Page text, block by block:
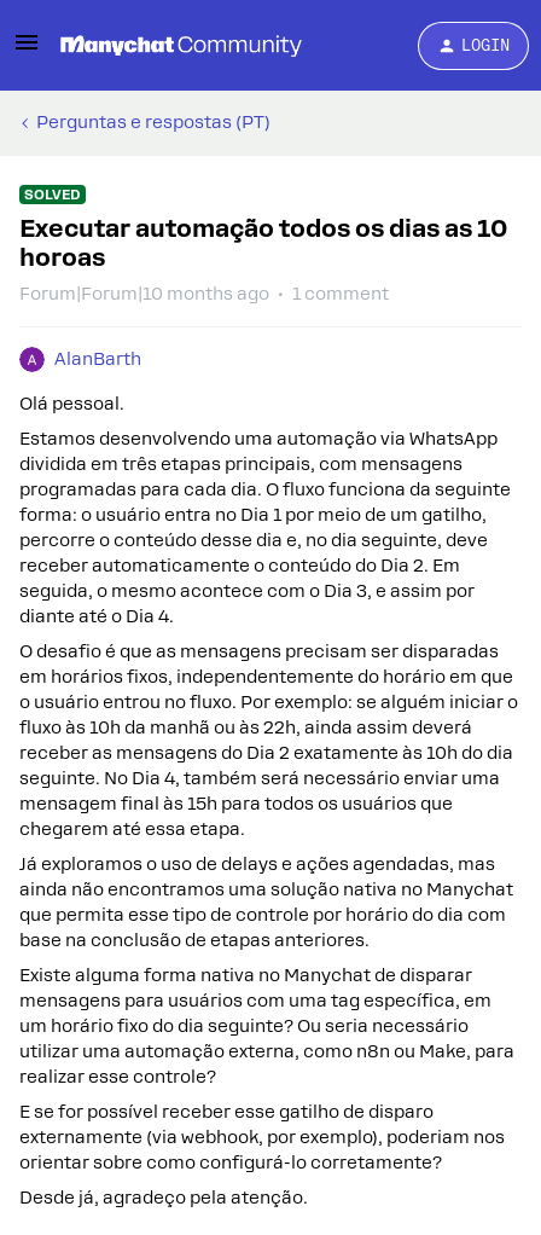
LOGIN
Perguntas e respostas (PT)
SOLVED
Executar automação todos os dias as 10
horoas
Forum|Forum|10 months ago 1 comment
AlanBarth
Olá pessoal.
Estamos desenvolvendo uma automação via WhatsApp
dividida em três etapas principais, com mensagens
programadas para cada dia. O fluxo funciona da seguinte
forma: o usuário entra no Dia 1 por meio de um gatilho,
percorre o conteúdo desse dia e, no dia seguinte, deve
receber automaticamente o conteúdo do Dia 2. Em
seguida, o mesmo acontece com o Dia 3, e assim por
diante até o Dia 4.
O desafio é que as mensagens precisam ser disparadas
em horários fixos, independentemente do horário em que
o usuário entrou no fluxo. Por exemplo: se alguém iniciar o
fluxo às 10h da manhã ou às 22h, ainda assim deverá
receber as mensagens do Dia 2 exatamente às 10h do dia
seguinte. No Dia 4, também será necessário enviar uma
mensagem final às 15h para todos os usuários que
chegarem até essa etapa.
Já exploramos o uso de delays e ações agendadas, mas
ainda não encontramos uma solução nativa no Manychat
que permita esse tipo de controle por horário do dia com
base na conclusão de etapas anteriores.
Existe alguma forma nativa no Manychat de disparar
mensagens para usuários com uma tag específica, em
um horário fixo do dia seguinte? Ou seria necessário
utilizar uma automação externa, como n8n ou Make, para
realizar esse controle?
E se for possível receber esse gatilho de disparo
externamente (via webhook, por exemplo), poderiam nos
orientar sobre como configurá-lo corretamente?
Desde já, agradeço pela atenção.